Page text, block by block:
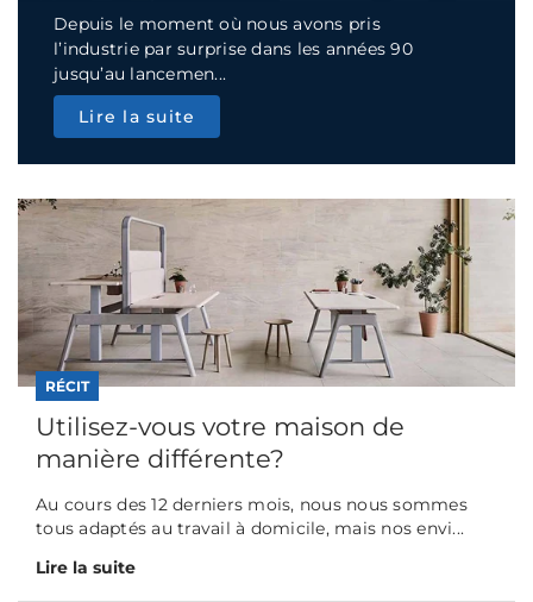
Depuis le moment où nous avons pris
l’industrie par surprise dans les années 90
jusqu’au lancemen...
Lire la suite
RÉCIT
Utilisez-vous votre maison de
manière différente?
Au cours des 12 derniers mois, nous nous sommes
tous adaptés au travail à domicile, mais nos envi...
Lire la suite